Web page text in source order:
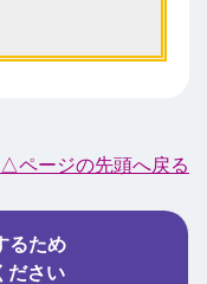
△ページの先頭へ戻る
るため
ださい